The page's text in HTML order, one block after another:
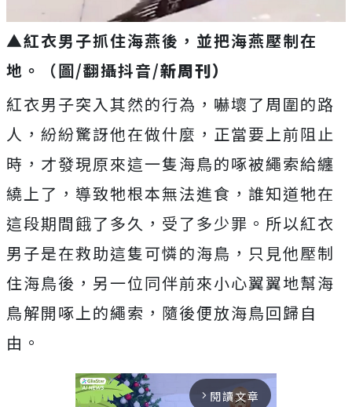
▲紅衣男子抓住海燕後，並把海燕壓制在
地。
（圖/翻攝抖音/新周刊）
紅衣男子突入其然的行為，嚇壞了周圍的路
人，紛紛驚訝他在做什麼，正當要上前阻止
時，才發現原來這一隻海鳥的啄被繩索給纏
繞上了，導致牠根本無法進食，誰知道牠在
這段期間餓了多久，受了多少罪。所以紅衣
男子是在救助這隻可憐的海鳥，只見他壓制
住海鳥後，另一位同伴前來小心翼翼地幫海
鳥解開啄上的繩索，隨後便放海鳥回歸自
由。
arrow_forward_ios 閱讀文章